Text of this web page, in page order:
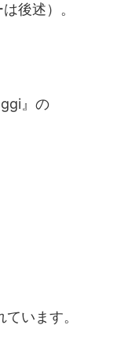
後述）。
』の
います。